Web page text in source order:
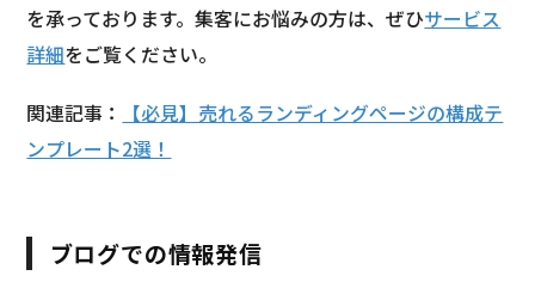
を承っております。集客にお悩みの方は、ぜひサービス
詳細をご覧ください。
関連記事：
【必見】売れるランディングページの構成テ
ンプレート2選！
ブログでの情報発信